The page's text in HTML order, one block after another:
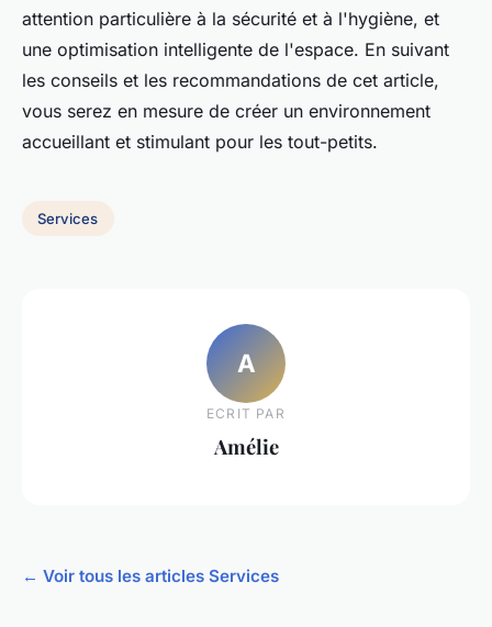
attention particulière à la sécurité et à l'hygiène, et
une optimisation intelligente de l'espace. En suivant
les conseils et les recommandations de cet article,
vous serez en mesure de créer un environnement
accueillant et stimulant pour les tout-petits.
Services
A
ECRIT PAR
Amélie
← Voir tous les articles Services